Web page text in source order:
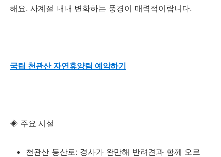
해요. 사계절 내내 변화하는 풍경이 매력적이랍니다.
국립 천관산 자연휴양림 예약하기
◈ 주요 시설
천관산 등산로: 경사가 완만해 반려견과 함께 오르